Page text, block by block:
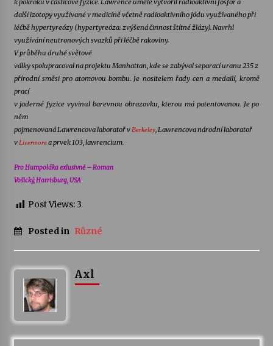
k pokroku v částicové fyzice. Lawrence uměle vytvořil radioaktivní fosfor a
další izotopy využívané v medicíně včetně radioaktivního jódu využívaného při
léčbě hypertyreózy (hypertyreóza: zvýšená činnost štítné žlázy). Navrhl
využívání neutronových svazků při léčbě rakoviny.
V průběhu druhé světové
války spolupracoval na projektu Manhattan, kde se zabýval separací uranu 235 z
přírodní směsi pro atomovou bombu. Je nositelem řady cen a medailí, kromě
prací
v jaderné fyzice vyvinul barevnou obrazovku, kterou má patentovanou. Je po
něm
pojmenovaná Lawrencova laboratoř vBerkeley, Lawrencova národní laboratoř
vLivermorea prvek 103, lawrencium.
Pro Humpoláka exlusivně – Roman
Vošický, Harrisburg, USA
Post Views:3
Posted in Různé
Axl